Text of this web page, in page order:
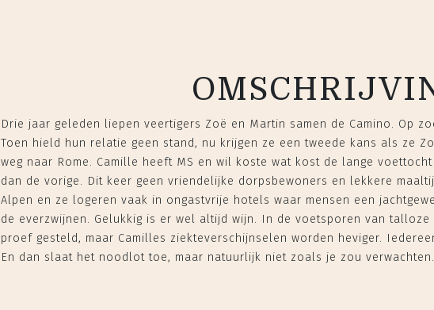
Drie jaar geleden liepen veertigers Zoë en Martin samen de Camino. Op
Toen hield hun relatie geen stand, nu krijgen ze een tweede kans als ze
weg naar Rome. Camille heeft MS en wil koste wat kost de lange
dan de vorige. Dit keer geen vriendelijke dorpsbewoners en lekkere
Alpen en ze logeren vaak in ongastvrije hotels waar mensen een
de everzwijnen. Gelukkig is er wel altijd wijn. In de voetsporen van
proef gesteld, maar Camilles ziekteverschijnselen worden heviger.
En dan slaat het noodlot toe, maar natuurlijk niet zoals je zou